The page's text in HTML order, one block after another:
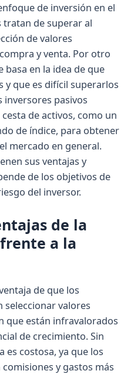
de inversión en el
de superar al
de valores
y venta. Por otro
basa en la idea de que
y que es difícil superarlos
inversores pasivos
de activos, como un
de índice, para obtener
mercado en general.
sus ventajas y
de los objetivos de
del inversor.
de la
a la
de que los
valores
que están infravalorados
de crecimiento. Sin
es costosa, ya que los
y gastos más